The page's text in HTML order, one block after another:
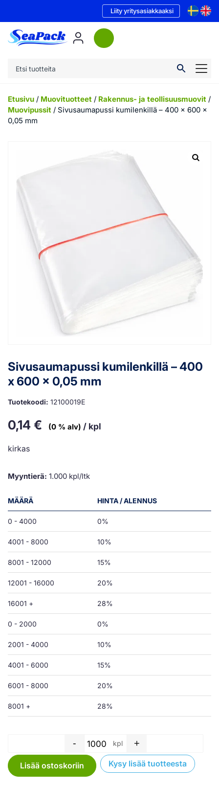
Liity yritysasiakkaaksi
Etusivu / Muovituotteet / Rakennus- ja teollisuusmuovit /
Muovipussit / Sivusaumapussi kumilenkillä – 400 x 600 x
0,05 mm
Sivusaumapussi kumilenkillä – 400
x 600 x 0,05 mm
Tuotekoodi: 12100019E
0,14€ (0 % alv) / kpl
kirkas
Myyntierä: 1.000 kpl/ltk
MÄÄRÄ HINTA / ALENNUS
0 - 4000 0%
4001 - 8000 10%
8001 - 12000 15%
12001 - 16000 20%
16001 + 28%
0 - 2000 0%
2001 - 4000 10%
4001 - 6000 15%
6001 - 8000 20%
8001 + 28%
Sivusaumapussi kumilenkillä
- kpl +
Lisää ostoskoriin Kysy lisää tuotteesta